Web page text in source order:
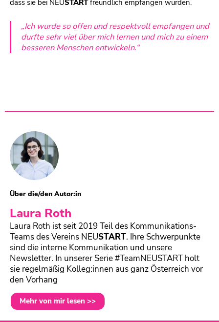
dass sie bei NEUSTARTfreundlich empfangen wurden.
„Ich wurde so offen und respektvoll empfangen und
durfte sehr viel über mich lernen und mich zu einem
besseren Menschen entwickeln.“
Über die/den Autor:in
Laura Roth
Laura Roth ist seit 2019 Teil des Kommunikations-
Teams des Vereins NEUSTART. Ihre Schwerpunkte
sind die interne Kommunikation und unsere
Newsletter. In unserer Serie #TeamNEUSTART holt
sie regelmäßig Kolleg:innen aus ganz Österreich vor
den Vorhang
Mehr von mir lesen >>